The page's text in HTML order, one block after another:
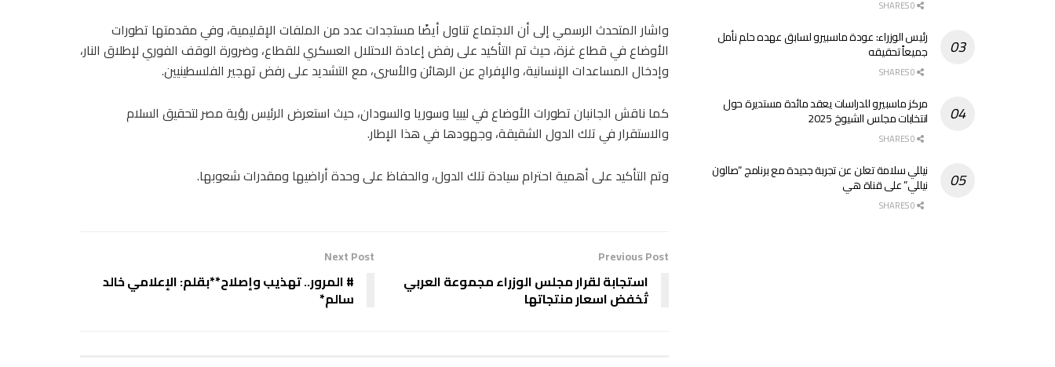
واشار المتحدث الرسمي إلى أن الاجتماع تناول أيضًا مستجدات عدد من الملفات الإقليمية، وفي مقدمتها تطورات
الأوضاع في قطاع غزة، حيث تم التأكيد على رفض إعادة الاحتلال العسكري للقطاع، وضرورة الوقف الفوري لإطلاق النار،
وإدخال المساعدات الإنسانية، والإفراج عن الرهائن والأسرى، مع التشديد على رفض تهجير الفلسطينيين.
كما ناقش الجانبان تطورات الأوضاع في ليبيا وسوريا والسودان، حيث استعرض الرئيس رؤية مصر لتحقيق السلام
والاستقرار في تلك الدول الشقيقة، وجهودها في هذا الإطار.
وتم التأكيد على أهمية احترام سيادة تلك الدول، والحفاظ على وحدة أراضيها ومقدرات شعوبها.
Previous Post
استجابة لقرار مجلس الوزراء مجموعة العربي
تُخفض اسعار منتجاتها
Next Post
# المرور.. تهذيب وإصلاح**بقلم: الإعلامي خالد
سالم*
رئيس الوزراء: عودة ماسبيرو لسابق عهده حلم نأمل
جميعاً تحقيقه
مركز ماسبيرو للدراسات يعقد مائدة مستديرة حول
انتخابات مجلس الشيوخ 2025
نيللي سلامة تعلن عن تجربة جديدة مع برنامج “صالون
نيللي” على قناة هي